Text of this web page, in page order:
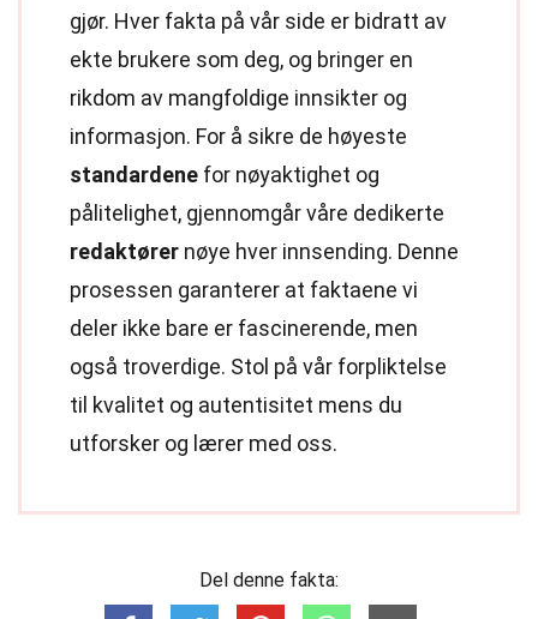
gjør. Hver fakta på vår side er bidratt av
ekte brukere som deg, og bringer en
rikdom av mangfoldige innsikter og
informasjon. For å sikre de høyeste
standardene for nøyaktighet og
pålitelighet, gjennomgår våre dedikerte
redaktører nøye hver innsending. Denne
prosessen garanterer at faktaene vi
deler ikke bare er fascinerende, men
også troverdige. Stol på vår forpliktelse
til kvalitet og autentisitet mens du
utforsker og lærer med oss.
Del denne fakta: